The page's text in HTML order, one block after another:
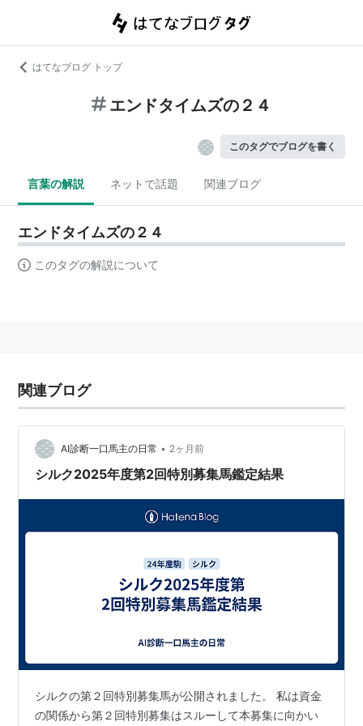
はてなブログ トップ
エンドタイムズの２４
このタグでブログを書く
言葉の解説 ネットで話題 関連ブログ
エンドタイムズの２４
このタグの解説について
関連ブログ
AI診断一口馬主の日常 • 2ヶ月前
シルク2025年度第2回特別募集馬鑑定結果
シルクの第２回特別募集馬が公開されました。 私は資金
の関係から第２回特別募集はスルーして本募集に向かい